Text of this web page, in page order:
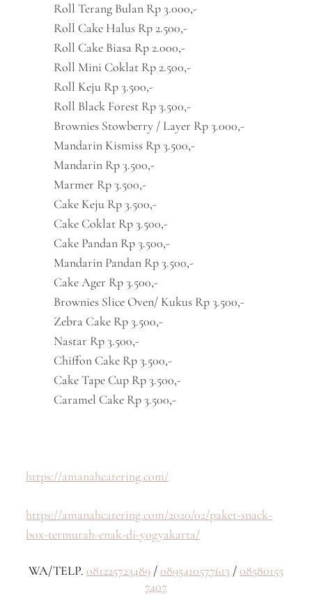
Roll Terang Bulan Rp 3.000,-
Roll Cake Halus Rp 2.500,-
Roll Cake Biasa Rp 2.000,-
Roll Mini Coklat Rp 2.500,-
Roll Keju Rp 3.500,-
Roll Black Forest Rp 3.500,-
Brownies Stowberry / Layer Rp 3.000,-
Mandarin Kismiss Rp 3.500,-
Mandarin Rp 3.500,-
Marmer Rp 3.500,-
Cake Keju Rp 3.500,-
Cake Coklat Rp 3.500,-
Cake Pandan Rp 3.500,-
Mandarin Pandan Rp 3.500,-
Cake Ager Rp 3.500,-
Brownies Slice Oven/ Kukus Rp 3.500,-
Zebra Cake Rp 3.500,-
Nastar Rp 3.500,-
Chiffon Cake Rp 3.500,-
Cake Tape Cup Rp 3.500,-
Caramel Cake Rp 3.500,-
https://amanahcatering.com/
https://amanahcatering.com/2020/02/paket-snack-
box-termurah-enak-di-yogyakarta/
WA/TELP. 081225723489 /0895410577613 /08580155
7407